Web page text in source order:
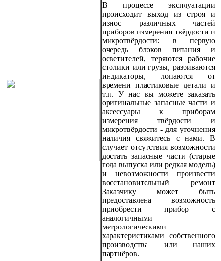
В процессе эксплуатации
происходит выход из строя и
износ различных частей
приборов измерения твёрдости и
микротвёрдости: в первую
очередь блоков питания и
осветителей, теряются рабочие
столики или грузы, разбиваются
индикаторы, лопаются от
времени пластиковые детали и
т.п. У нас вы можете заказать
оригинальные запасные части и
аксессуары к приборам
измерения твёрдости и
микротвёрдости - для уточнения
наличия свяжитесь с нами. В
случает отсутствия возможности
достать запасные части (старые
года выпуска или редкая модель)
и невозможности произвести
восстановительный ремонт
Заказчику может быть
предоставлена возможность
приобрести прибор с
аналогичными
метрологическими
характеристиками собственного
производства или наших
партнёров.